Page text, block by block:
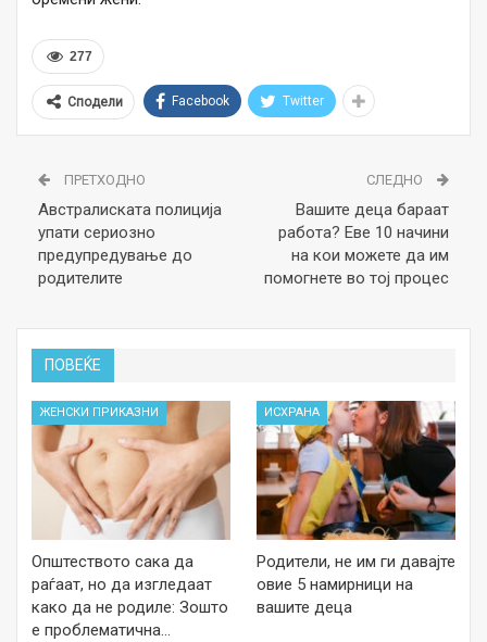
277
Сподели Facebook Twitter
ПРЕТХОДНО
Австралиската полиција
упати сериозно
предупредување до
родителите
СЛЕДНО
Вашите деца бараат
работа? Еве 10 начини
на кои можете да им
помогнете во тој процес
ПОВЕЌЕ
ЖЕНСКИ ПРИКАЗНИ
Општеството сака да
раѓаат, но да изгледаат
како да не родиле: Зошто
е проблематична…
ИСХРАНА
Родители, не им ги давајте
овие 5 намирници на
вашите деца